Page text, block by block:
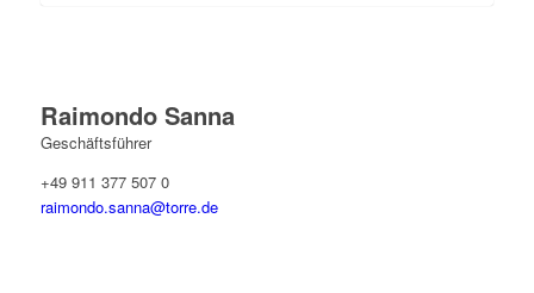
Raimondo Sanna
Geschäftsführer
+49 911 377 507 0
raimondo.sanna@torre.de